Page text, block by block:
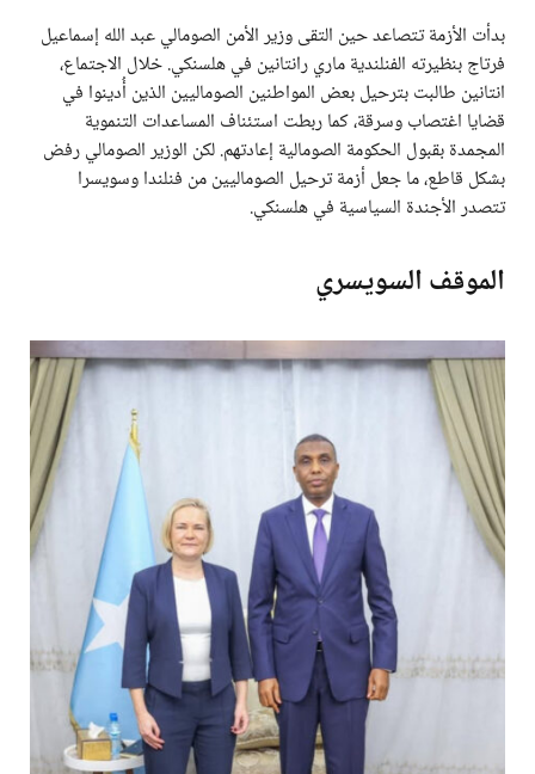
بدأت الأزمة تتصاعد حين التقى وزير الأمن الصومالي عبد الله إسماعيل
فرتاج بنظيرته الفنلندية ماري رانتانين في هلسنكي. خلال الاجتماع،
انتانين طالبت بترحيل بعض المواطنين الصوماليين الذين أُدينوا في
قضايا اغتصاب وسرقة، كما ربطت استئناف المساعدات التنموية
المجمدة بقبول الحكومة الصومالية إعادتهم. لكن الوزير الصومالي رفض
بشكل قاطع، ما جعل أزمة ترحيل الصوماليين من فنلندا وسويسرا
تتصدر الأجندة السياسية في هلسنكي.
الموقف السويسري